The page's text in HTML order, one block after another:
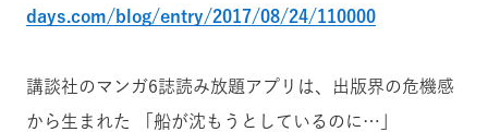
days.com/blog/entry/2017/08/24/110000
講談社のマンガ6誌読み放題アプリは、出版界の危機感
から生まれた 「船が沈もうとしているのに…」